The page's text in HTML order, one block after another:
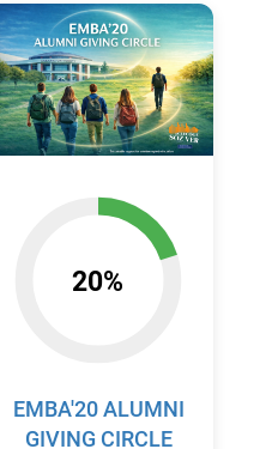
20%
EMBA'20 ALUMNI
GIVING CIRCLE